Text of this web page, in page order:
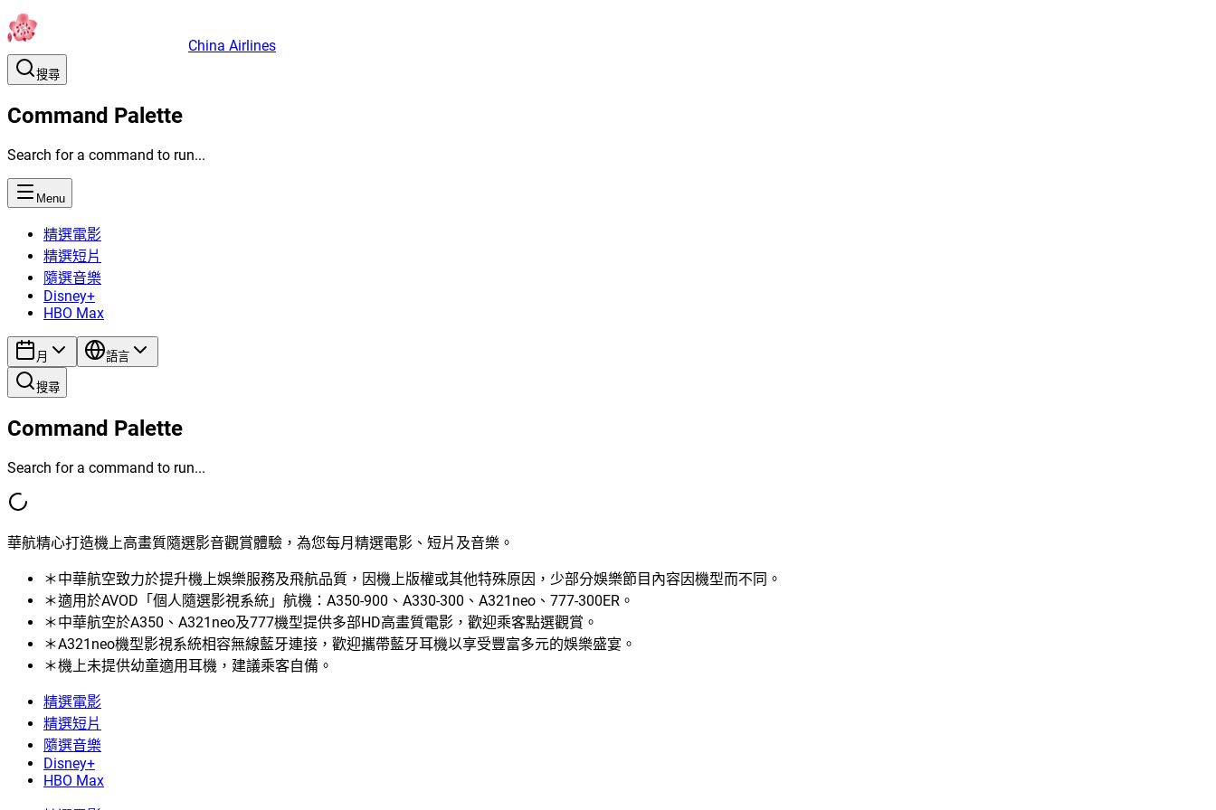
China Airlines
搜尋
Command Palette
Search for a command to run...
Menu
精選電影
精選短片
隨選音樂
Disney+
HBO Max
月 語言
搜尋
Command Palette
Search for a command to run...
華航精心打造機上高畫質隨選影音觀賞體驗，為您每月精選電影、短片及音樂。
＊中華航空致力於提升機上娛樂服務及飛航品質，因機上版權或其他特殊原因，少部分娛樂節目內容因機型而不同。
＊適用於AVOD「個人隨選影視系統」航機：A350-900、A330-300、A321neo、777-300ER。
＊中華航空於A350、A321neo及777機型提供多部HD高畫質電影，歡迎乘客點選觀賞。
＊A321neo機型影視系統相容無線藍牙連接，歡迎攜帶藍牙耳機以享受豐富多元的娛樂盛宴。
＊機上未提供幼童適用耳機，建議乘客自備。
精選電影
精選短片
隨選音樂
Disney+
HBO Max